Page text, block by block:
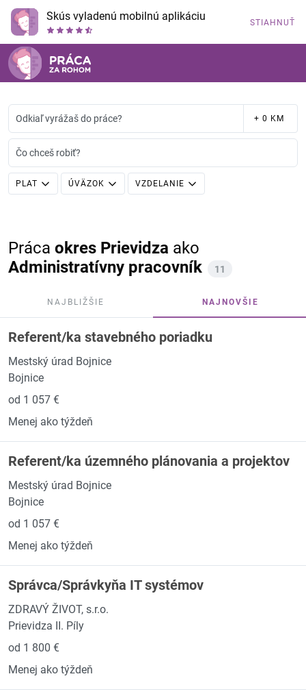
Skús vyladenú mobilnú aplikáciu STIAHNUŤ
Odkiaľ vyrážaš do práce? + 0 KM
Čo chceš robiť?
PLAT ÚVÄZOK VZDELANIE
Práca okres Prievidza ako
Administratívny pracovník
11
NAJBLIŽŠIE NAJNOVŠIE
Referent/ka stavebného poriadku
Mestský úrad Bojnice
Bojnice
od 1 057 €
Menej ako týždeň
Referent/ka územného plánovania a projektov
Mestský úrad Bojnice
Bojnice
od 1 057 €
Menej ako týždeň
Správca/Správkyňa IT systémov
ZDRAVÝ ŽIVOT, s.r.o.
Prievidza II. Píly
od 1 800 €
Menej ako týždeň